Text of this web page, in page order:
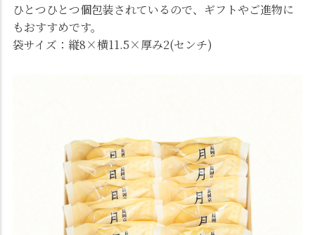
ひとつひとつ個包装されているので、ギフトやご進物に
もおすすめです。
袋サイズ：縦8×横11.5×厚み2(センチ)